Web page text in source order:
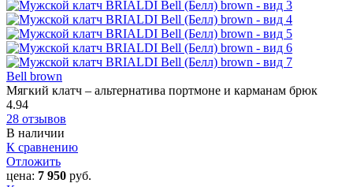
Bell brown
Мягкий клатч – альтернатива портмоне и карманам брюк
4.94
28 отзывов
В наличии
К сравнению
Отложить
цена: 7 950 руб.